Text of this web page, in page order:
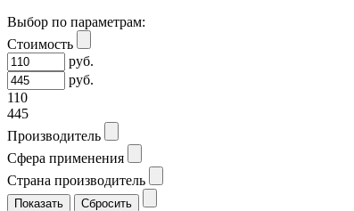
Выбор по параметрам:
Стоимость
руб.
руб.
110
445
Производитель
Сфера применения
Страна производитель